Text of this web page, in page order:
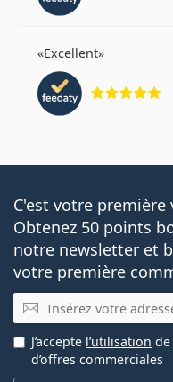
Excellent
C'est votre
Obtenez 50 points
notre newsletter et
votre première
E-mail
J’accepte l’utilisation de
d’offres commerciales